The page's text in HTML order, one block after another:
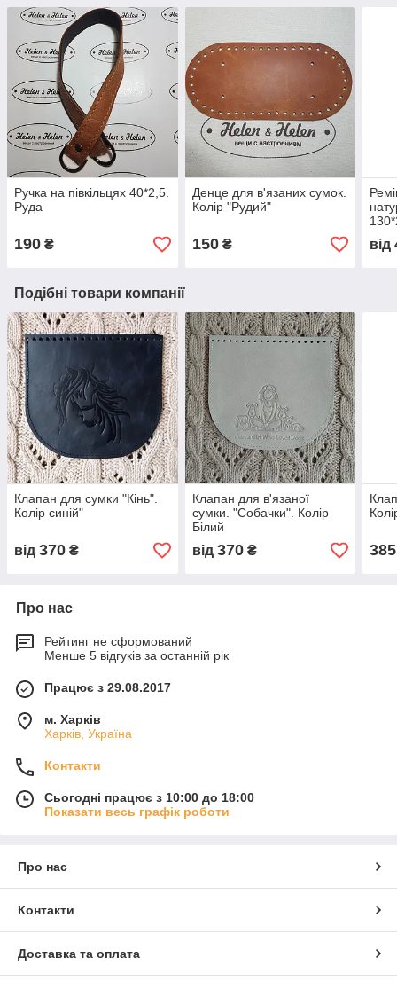
Ручка на півкільцях 40*2,5.
Руда
190 ₴
Денце для в'язаних сумок.
Колір "Рудий"
150₴ від
Подібні товари компанії
Клапан для сумки "Кiнь".
Колір синій"
від 370 ₴
Клапан для в'язаної
сумки. "Собачки". Колір
Білий
від 370₴ 385
Про нас
Рейтинг не сформований
Менше 5 відгуків за останній рік
Працює з 29.08.2017
м. Харків
Харків, Україна
Контакти
Сьогодні працює з 10:00 до 18:00
Показати весь графік роботи
Про нас
Контакти
Доставка та оплата